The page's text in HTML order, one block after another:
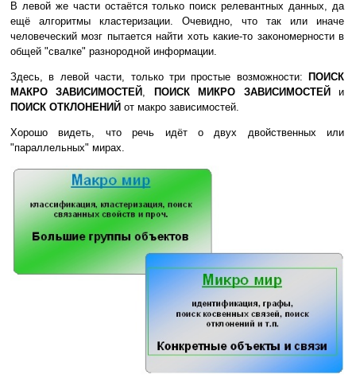
В левой же части остаётся только поиск релевантных данных, да
ещё алгоритмы кластеризации. Очевидно, что так или иначе
человеческий мозг пытается найти хоть какие-то закономерности в
общей "свалке" разнородной информации.
Здесь, в левой части, только три простые возможности: ПОИСК
МАКРО ЗАВИСИМОСТЕЙ
ПОИСК МИКРО ЗАВИСИМОСТЕЙи
ПОИСК ОТКЛОНЕНИЙ от макро зависимостей.
Хорошо видеть, что речь идёт о двух двойственных или
"параллельных" мирах.